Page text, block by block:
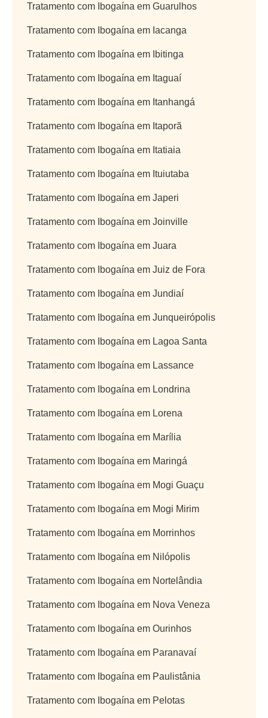
Tratamento com Ibogaína em Guarulhos
Tratamento com Ibogaína em Iacanga
Tratamento com Ibogaína em Ibitinga
Tratamento com Ibogaína em Itaguaí
Tratamento com Ibogaína em Itanhangá
Tratamento com Ibogaína em Itaporã
Tratamento com Ibogaína em Itatiaia
Tratamento com Ibogaína em Ituiutaba
Tratamento com Ibogaína em Japeri
Tratamento com Ibogaína em Joinville
Tratamento com Ibogaína em Juara
Tratamento com Ibogaína em Juiz de Fora
Tratamento com Ibogaína em Jundiaí
Tratamento com Ibogaína em Junqueirópolis
Tratamento com Ibogaína em Lagoa Santa
Tratamento com Ibogaína em Lassance
Tratamento com Ibogaína em Londrina
Tratamento com Ibogaína em Lorena
Tratamento com Ibogaína em Marília
Tratamento com Ibogaína em Maringá
Tratamento com Ibogaína em Mogi Guaçu
Tratamento com Ibogaína em Mogi Mirim
Tratamento com Ibogaína em Morrinhos
Tratamento com Ibogaína em Nilópolis
Tratamento com Ibogaína em Nortelândia
Tratamento com Ibogaína em Nova Veneza
Tratamento com Ibogaína em Ourinhos
Tratamento com Ibogaína em Paranavaí
Tratamento com Ibogaína em Paulistânia
Tratamento com Ibogaína em Pelotas